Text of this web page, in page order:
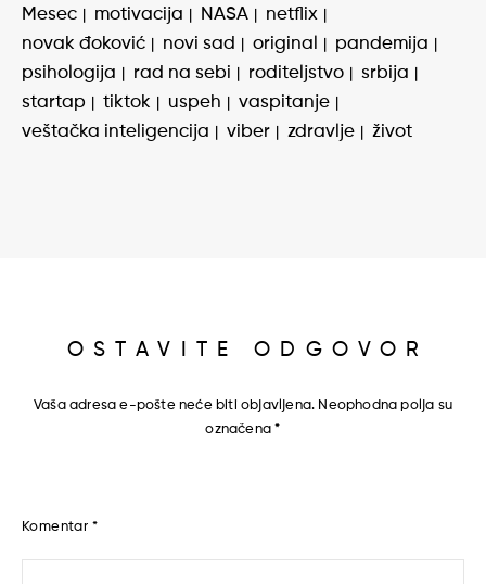
Mesec motivacija NASA
netflix
novak đoković
novi sad original
pandemija
psihologija
rad na sebi roditeljstvo
srbija
startap
tiktok uspeh
vaspitanje
veštačka inteligencija
viber zdravlje život
OSTAVITE ODGOVOR
Vaša adresa e-pošte neće biti objavljena. Neophodna polja su
označena*
Komentar *